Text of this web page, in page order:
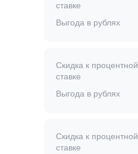
ставке
Выгода в рублях
Скидка к процентной
ставке
Выгода в рублях
Скидка к процентной
ставке